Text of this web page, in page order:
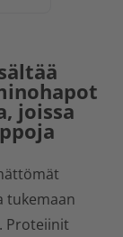
joissa
tukemaan
Proteiinit